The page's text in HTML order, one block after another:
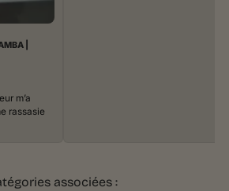
|
m’a
rassasie
associées :